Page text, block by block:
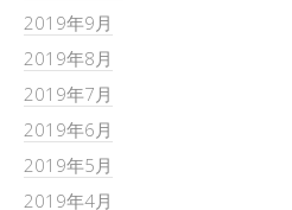
2019年9月
2019年8月
2019年7月
2019年6月
2019年5月
2019年4月